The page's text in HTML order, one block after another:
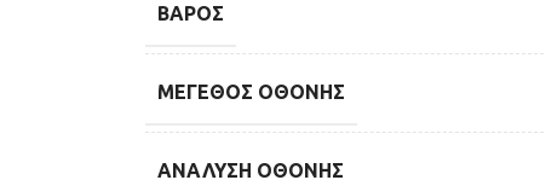
ΒΆΡΟΣ
ΜΈΓΕΘΟΣ ΟΘΌΝΗΣ
ΑΝΆΛΥΣΗ ΟΘΌΝΗΣ